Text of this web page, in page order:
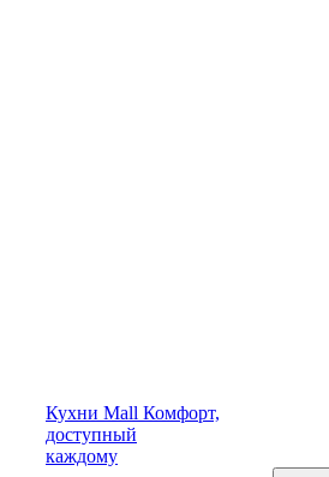
Кухни Mall Комфорт,
доступный
каждому